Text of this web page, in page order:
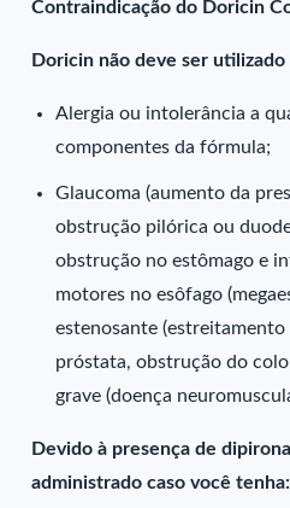
Contraindicação do Doricin
Doricin não deve ser utilizado
Alergia ou intolerância a
componentes da fórmula;
Glaucoma (aumento da
obstrução pilórica ou
obstrução no estômago e
motores no esôfago
estenosante
próstata, obstrução do
grave (doença
Devido à presença de
administrado caso você tenha: